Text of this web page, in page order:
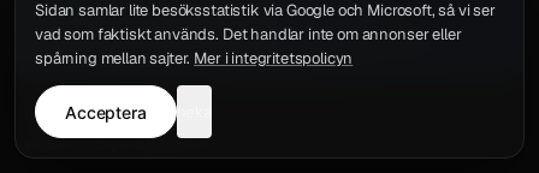
IntegritetspolicyKontakt
Sidan samlar lite besöksstatistik via Google och Microsoft, så vi ser
vad som faktiskt används. Det handlar inte om annonser eller
spårning mellan sajter. Mer i integritetspolicyn
Acceptera neka